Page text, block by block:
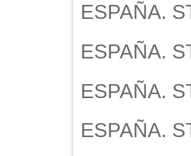
ESPAÑA.
ESPAÑA.
ESPAÑA.
ESPAÑA.